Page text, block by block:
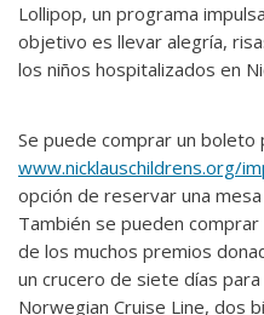
Lollipop, un programa
objetivo es llevar alegría,
los niños hospitalizados en
Se puede comprar un
www.nicklauschildrens.org/
opción de reservar una
También se pueden
de los muchos premios
un crucero de siete días
Norwegian Cruise Line, dos